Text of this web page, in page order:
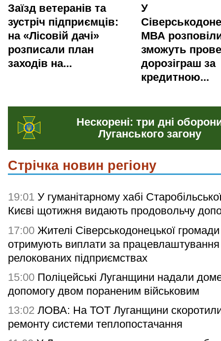
Заїзд ветеранів та
зустріч підприємців:
на «Лісовій дачі»
розписали план
заходів на...
У
МВА
зможуть
дорозіграш за
кредитною...
Нескорені: три дні
Луганського загону
Стрічка новин регіону
19:01 У гуманітарному хабі
Києві щотижня видають продовольчу
17:00 Жителі Сіверськодонецької
отримують виплати за
релокованих підприємствах
15:00 Поліцейські Луганщини надали
допомогу двом пораненим військовим
13:02 ЛОВА: На ТОТ Луганщини
ремонту системи теплопостачання